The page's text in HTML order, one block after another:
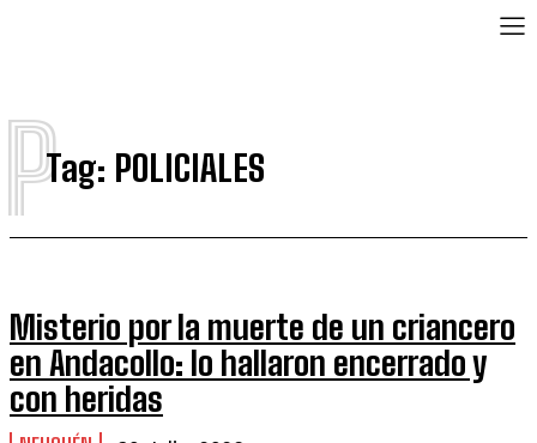
Tag: POLICIALES
P
Misterio por la muerte de un criancero
en Andacollo: lo hallaron encerrado y
con heridas